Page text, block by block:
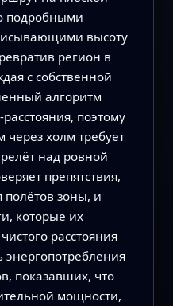
подробными
высоту
регион в
с собственной
алгоритм
поэтому
холм требует
над ровной
препятствия,
полётов зоны, и
которые их
расстояния
энергопотребления
показавших, что
мощности,